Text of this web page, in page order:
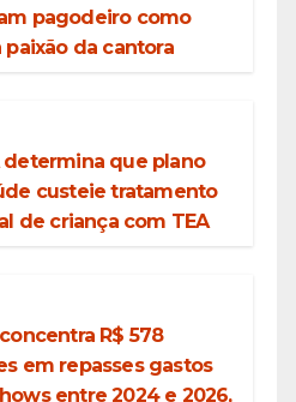
pagodeiro como
paixão da cantora
determina que plano
custeie tratamento
de criança com TEA
R$ 578
em repasses gastos
entre 2024 e 2026,